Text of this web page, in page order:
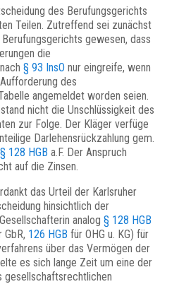
des Berufungsgerichts
Teilen. Zutreffend sei zunächst
gewesen, dass
die
§ 93 InsO nur eingreife, wenn
des
angemeldet worden seien.
nicht die Unschlüssigkeit des
zur Folge. Der Kläger verfüge
Darlehensrückzahlung gem.
§ 128 HGB a.F. Der Anspruch
auf die Zinsen.
das Urteil der Karlsruher
hinsichtlich der
analog § 128 HGB
GbR, 126 HGB für OHG u. KG) für
über das Vermögen der
es sich lange Zeit um eine der
gesellschaftsrechtlichen